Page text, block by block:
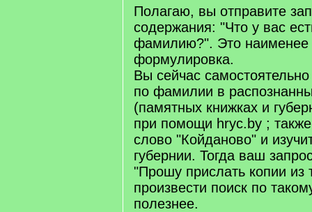
q
]
Полагаю, вы отправите
содержания: "Что у вас
фамилию?". Это наименее
формулировка.
Вы сейчас
по фамилии в
(памятных книжках и
при помощи hryc.by ;
слово "Койданово" и
губернии. Тогда ваш
"Прошу прислать копии из
произвести поиск по
полезнее.